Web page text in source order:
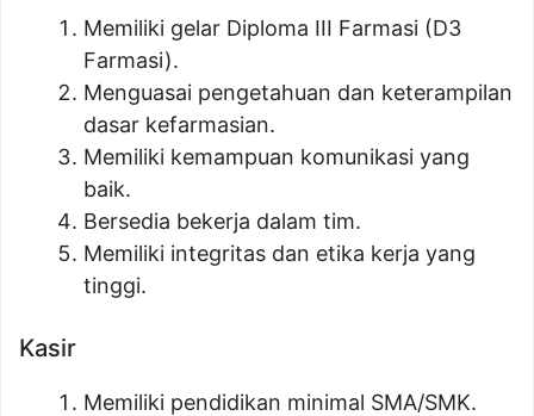
Memiliki gelar Diploma III Farmasi (D3
Farmasi).
Menguasai pengetahuan dan keterampilan
dasar kefarmasian.
Memiliki kemampuan komunikasi yang
baik.
Bersedia bekerja dalam tim.
Memiliki integritas dan etika kerja yang
tinggi.
Kasir
Memiliki pendidikan minimal SMA/SMK.